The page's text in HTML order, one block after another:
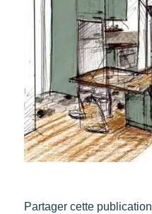
Partager cette publication